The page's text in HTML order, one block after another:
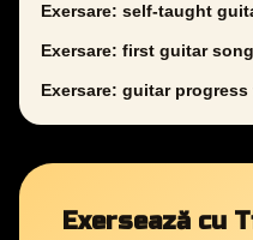
Exersare: self-taught
Exersare: first guitar song
Exersare: guitar
Exersează cu